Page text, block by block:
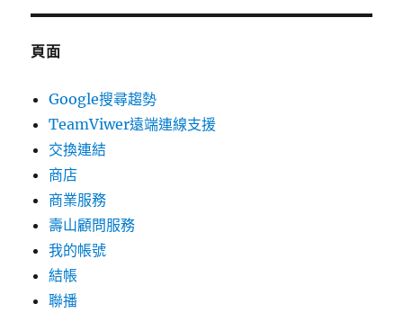
頁面
Google搜尋趨勢
TeamViwer遠端連線支援
交換連結
商店
商業服務
壽山顧問服務
我的帳號
結帳
聯播